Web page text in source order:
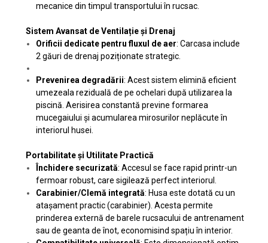
mecanice din timpul transportului în rucsac.
Sistem Avansat de Ventilație și Drenaj
Orificii dedicate pentru fluxul de aer: Carcasa include
2 găuri de drenaj poziționate strategic.
Prevenirea degradării: Acest sistem elimină eficient
umezeala reziduală de pe ochelari după utilizarea la
piscină. Aerisirea constantă previne formarea
mucegaiului și acumularea mirosurilor neplăcute în
interiorul husei.
Portabilitate și Utilitate Practică
Închidere securizată: Accesul se face rapid printr-un
fermoar robust, care sigilează perfect interiorul.
Carabinier/Clemă integrată: Husa este dotată cu un
atașament practic (carabinier). Acesta permite
prinderea externă de barele rucsacului de antrenament
sau de geanta de înot, economisind spațiu în interior.